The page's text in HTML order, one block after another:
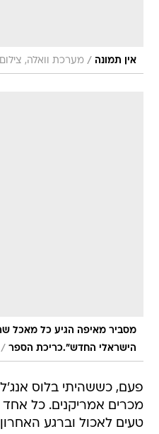
אין תמונה / מערכת וואלה,
מסביר מאיפה הגיע כל מאכל
הישראלי החדש".כריכת הספר /
פעם, כששהיתי בלוס
מכרים אמריקנים. כל
טעים לאכול וברגע